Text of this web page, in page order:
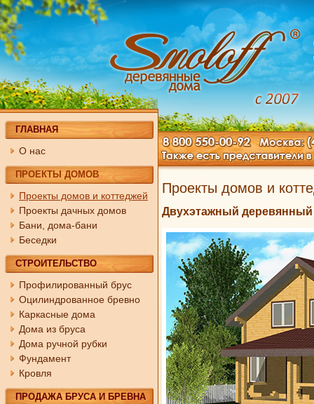
ГЛАВНАЯ
О нас
ПРОЕКТЫ ДОМОВ
Проекты домов и коттеджей
Проекты дачных домов
Бани, дома-бани
Беседки
СТРОИТЕЛЬСТВО
Профилированный брус
Оцилиндрованное бревно
Каркасные дома
Дома из бруса
Дома ручной рубки
Фундамент
Кровля
ПРОДАЖА БРУСА И БРЕВНА
Проекты домов и
Двухэтажный